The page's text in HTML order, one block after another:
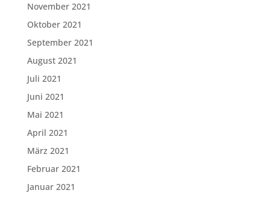
November 2021
Oktober 2021
September 2021
August 2021
Juli 2021
Juni 2021
Mai 2021
April 2021
März 2021
Februar 2021
Januar 2021